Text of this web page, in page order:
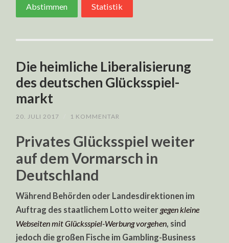
Abstimmen Statistik
Die heimliche Liberalisierung
des deutschen Glücksspiel-
markt
20. JULI 2017 1 KOMMENTAR
Privates Glücksspiel weiter
auf dem Vormarsch in
Deutschland
Während Behörden oder Landesdirektionen im
Auftrag des staatlichem Lotto weiter gegen kleine
Webseiten mit Glücksspiel-Werbung vorgehen, sind
jedoch die großen Fische im Gambling-Business